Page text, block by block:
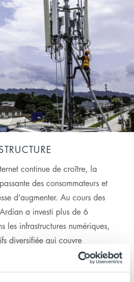
continue de croître, la
des consommateurs et
d’augmenter. Au cours des
a investi plus de 6
les infrastructures numériques,
diversifiée qui couvre
avec des